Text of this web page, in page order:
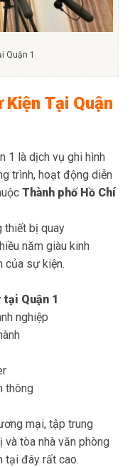
Quận 1
Kiện Tại Quận
1 là dịch vụ ghi hình
trình, hoạt động diễn
Thành phố Hồ Chí
thiết bị quay
năm giàu kinh
của sự kiện.
Quận 1
nghiệp
thông
mại, tập trung
và tòa nhà văn phòng
tại đây rất cao.